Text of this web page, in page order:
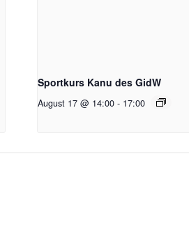
Sportkurs Kanu des GidW
August 17 @ 14:00 - 17:00